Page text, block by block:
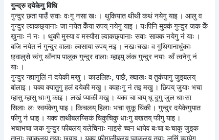
गुन्द्रु दयेकेगु विधि
गुन्दु्र छता पाउँ सवाः वःगु नसा खः । थुकियात थीथी कथं नयेगु याइ । आलु व
गुन्दु्र ल्वाकछ्यानाः जा नयेत केँया रुपय् नयेगु याइ । यःपिनि मुक्कं गुन्दु्र जक केँ
खुनाः नं नः । थुकी मुस्या व मस्यौरा ल्वाकछ्यानाः सवाः साक्क नयेगु नं याः ।
बजि नयेत नं गुन्दु्र वालाः ल्वसाया रुपय् नइ । नखःचखः व गुथिगानाधुंकाः
छ्वालुसे च्वंगु थ्वँनाप पालुक गुन्दु्र वालाः म्हाइपु लंक गुन्दु्र नयाः थ्वँ त्वनेगु नं
याः ।
गुन्दु्र न्ह्यागुलिं नं दयेकी मखु । काउलिहः, पाछै, ख्वाखः व तुकंयागु जुइबलय्
बांलाइ । यक्व क्यातुगु हलं दयेकी मखु । क्वहःगु नं तइ मखु । छिपय् जुयाः भचा
म्हासु म्हासु धाःगु काइ । लखं प्याकी मखु । यक्व चा बाय् धू दुगु जुल धाःसा
सिलाः लः स्वयंकेगु याइ । किचलय् हिलाः भचा सुकू चिंकी । गुन्दु्र दयेकेगुयात
फीगु नं धाइ । यक्व ताथीबलय्सिकं चिकुचिकु धाःगु बखतय् फीगु याइ ।
भचाभचा जक गुन्दु्र फीबलय् यलेचिनाः नाइसे च्वन धायेव बःचा बःचाकू जुइक